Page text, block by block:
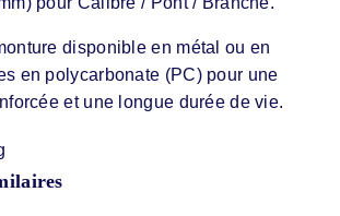
disponible en métal ou en
en polycarbonate (PC) pour une
et une longue durée de vie.